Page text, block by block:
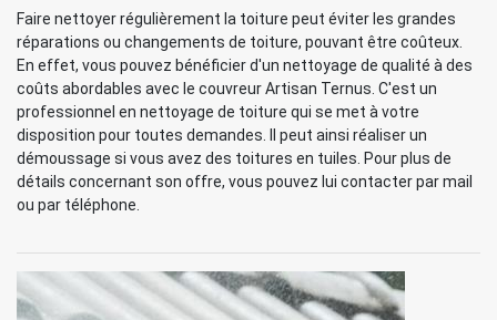
Faire nettoyer régulièrement la toiture peut éviter les grandes
réparations ou changements de toiture, pouvant être coûteux.
En effet, vous pouvez bénéficier d'un nettoyage de qualité à des
coûts abordables avec le couvreur Artisan Ternus. C'est un
professionnel en nettoyage de toiture qui se met à votre
disposition pour toutes demandes. Il peut ainsi réaliser un
démoussage si vous avez des toitures en tuiles. Pour plus de
détails concernant son offre, vous pouvez lui contacter par mail
ou par téléphone.